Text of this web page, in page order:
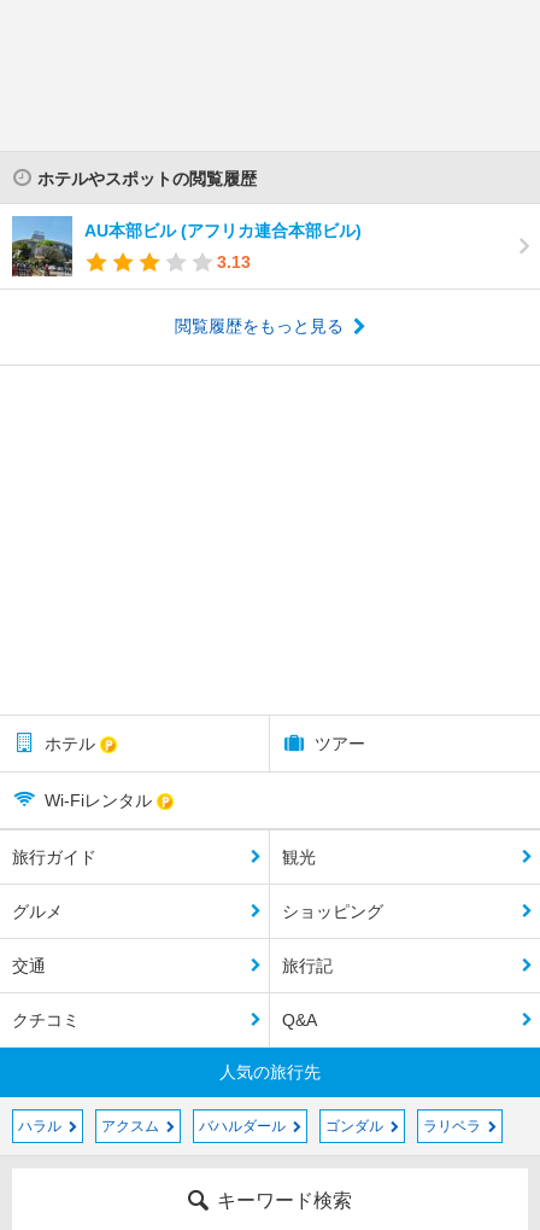
ホテルやスポットの閲覧履歴
AU本部ビル (アフリカ連合本部ビル)
3.13
閲覧履歴をもっと見る
ホテル ツアー
Wi-Fiレンタル
旅行ガイド 観光
グルメ ショッピング
交通 旅行記
クチコミ Q&A
人気の旅行先
ハラル アクスム バハルダール ゴンダル ラリベラ
キーワード検索